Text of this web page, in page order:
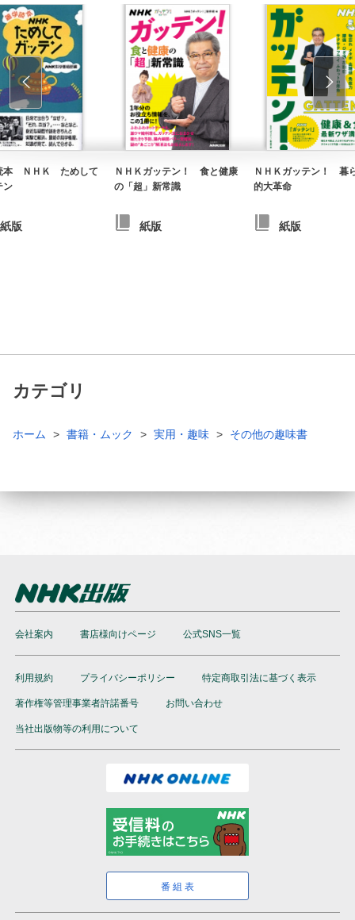
本 ＮＨＫ ためして
ン
紙版
ＮＨＫガッテン！ 食と健康
の「超」新常識
紙版
ＮＨＫガッテン！ 暮
的大革命
紙版
カテゴリ
ホーム 書籍・ムック 実用・趣味 その他の趣味書
会社案内 書店様向けページ 公式SNS一覧
利用規約 プライバシーポリシー 特定商取引法に基づく表示
著作権等管理事業者許諾番号 お問い合わせ
当社出版物等の利用について
番組表